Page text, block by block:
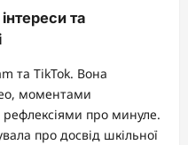
та
та TikTok. Вона
моментами
рефлексіями про минуле.
про досвід шкільної